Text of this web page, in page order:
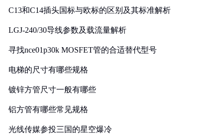
C13和C14插头国标与欧标的区别及其标准解析
LGJ-240/30导线参数及载流量解析
寻找nce01p30k MOSFET管的合适替代型号
电梯的尺寸有哪些规格
镀锌方管尺寸一般有哪些
铝方管有哪些常见规格
光线传媒参投三国的星空爆冷